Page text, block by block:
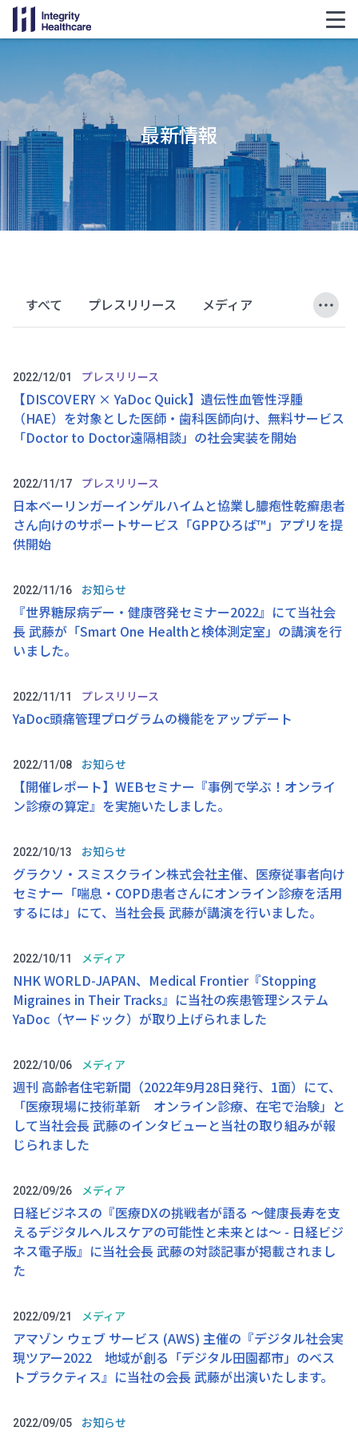
最新情報
すべて プレスリリース メディア
2022/12/01 プレスリリース
【DISCOVERY × YaDoc Quick】遺伝性血管性浮腫
（HAE）を対象とした医師・歯科医師向け、無料サービス
「Doctor to Doctor遠隔相談」の社会実装を開始
2022/11/17 プレスリリース
日本ベーリンガーインゲルハイムと協業し膿疱性乾癬患者
さん向けのサポートサービス「GPPひろば™」アプリを提
供開始
2022/11/16 お知らせ
『世界糖尿病デー・健康啓発セミナー2022』にて当社会
長 武藤が「Smart One Healthと検体測定室」の講演を行
いました。
2022/11/11 プレスリリース
YaDoc頭痛管理プログラムの機能をアップデート
2022/11/08 お知らせ
【開催レポート】WEBセミナー『事例で学ぶ！オンライ
ン診療の算定』を実施いたしました。
2022/10/13 お知らせ
グラクソ・スミスクライン株式会社主催、医療従事者向け
セミナー「喘息・COPD患者さんにオンライン診療を活用
するには」にて、当社会長 武藤が講演を行いました。
2022/10/11 メディア
NHK WORLD-JAPAN、Medical Frontier『Stopping
Migraines in Their Tracks』に当社の疾患管理システム
YaDoc（ヤードック）が取り上げられました
2022/10/06 メディア
週刊 高齢者住宅新聞（2022年9月28日発行、1面）にて、
「医療現場に技術革新 オンライン診療、在宅で治験」と
して当社会長 武藤のインタビューと当社の取り組みが報
じられました
2022/09/26 メディア
日経ビジネスの『医療DXの挑戦者が語る ～健康長寿を支
えるデジタルヘルスケアの可能性と未来とは～ - 日経ビジ
ネス電子版』に当社会長 武藤の対談記事が掲載されまし
た
2022/09/21 メディア
アマゾン ウェブ サービス (AWS) 主催の『デジタル社会実
現ツアー2022 地域が創る「デジタル田園都市」のベス
トプラクティス』に当社の会長 武藤が出演いたします。
2022/09/05 お知らせ